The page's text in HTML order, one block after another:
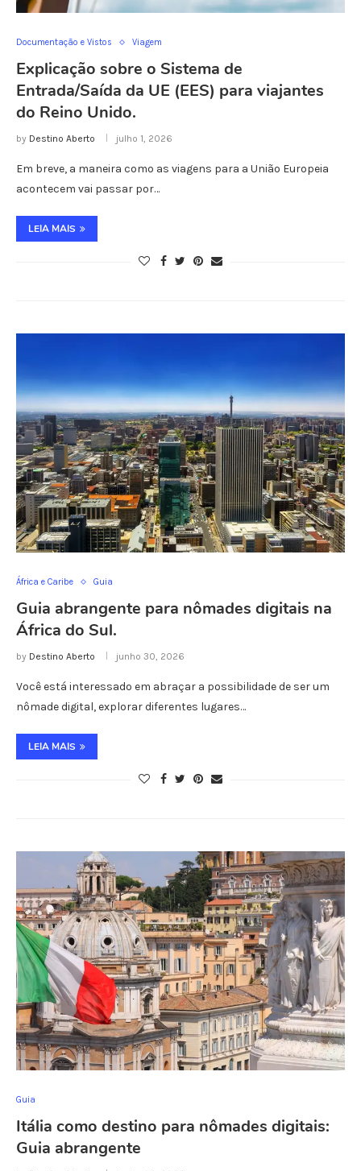
Documentação e Vistos Viagem
Explicação sobre o Sistema de
Entrada/Saída da UE (EES) para viajantes
do Reino Unido.
by Destino Aberto julho 1, 2026
Em breve, a maneira como as viagens para a União Europeia
acontecem vai passar por…
LEIA MAIS
África e Caribe Guia
Guia abrangente para nômades digitais na
África do Sul.
by Destino Aberto junho 30, 2026
Você está interessado em abraçar a possibilidade de ser um
nômade digital, explorar diferentes lugares…
LEIA MAIS
Guia
Itália como destino para nômades digitais:
Guia abrangente